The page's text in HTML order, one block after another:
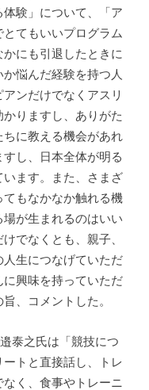
験」について、「ア
てもいいプログラム
にも引退したときに
悩んだ経験を持つ人
ンだけでなくアスリ
りますし、ありがた
に教える機会があれ
し、日本全体が明る
います。また、さまざ
もなかなか触れる機
が生まれるのはいい
でなくとも、親子、
生につなげていただ
興味を持っていただ
、コメントした。
泰之氏は「競技につ
トと直接話し、トレ
く、食事やトレーニ